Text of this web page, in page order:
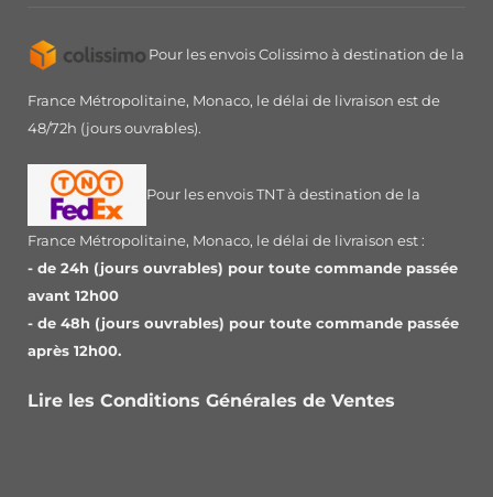
Pour les envois Colissimo à destination de la
France Métropolitaine, Monaco, le délai de livraison est de
48/72h (jours ouvrables).
Pour les envois TNT à destination de la
France Métropolitaine, Monaco, le délai de livraison est :
- de 24h (jours ouvrables) pour toute commande passée
avant 12h00
- de 48h (jours ouvrables) pour toute commande passée
après 12h00.
Lire les Conditions Générales de Ventes